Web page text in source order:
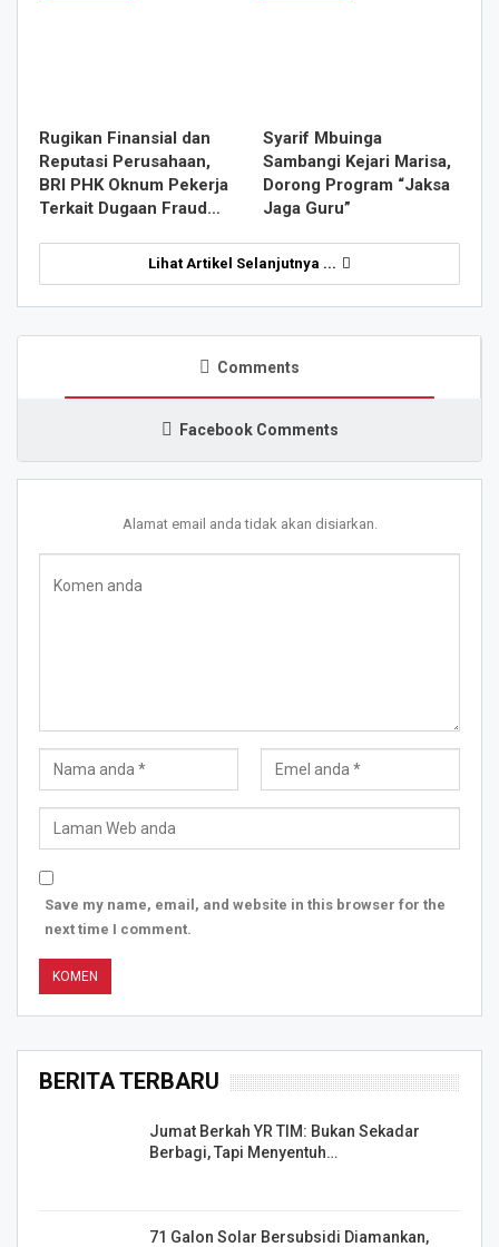
Rugikan Finansial dan
Reputasi Perusahaan,
BRI PHK Oknum Pekerja
Terkait Dugaan Fraud…
Syarif Mbuinga
Sambangi Kejari Marisa,
Dorong Program “Jaksa
Jaga Guru”
Lihat Artikel Selanjutnya ...
Comments
Facebook Comments
Alamat email anda tidak akan disiarkan.
Save my name, email, and website in this browser for the
next time I comment.
BERITA TERBARU
Jumat Berkah YR TIM: Bukan Sekadar
Berbagi, Tapi Menyentuh…
71 Galon Solar Bersubsidi Diamankan,